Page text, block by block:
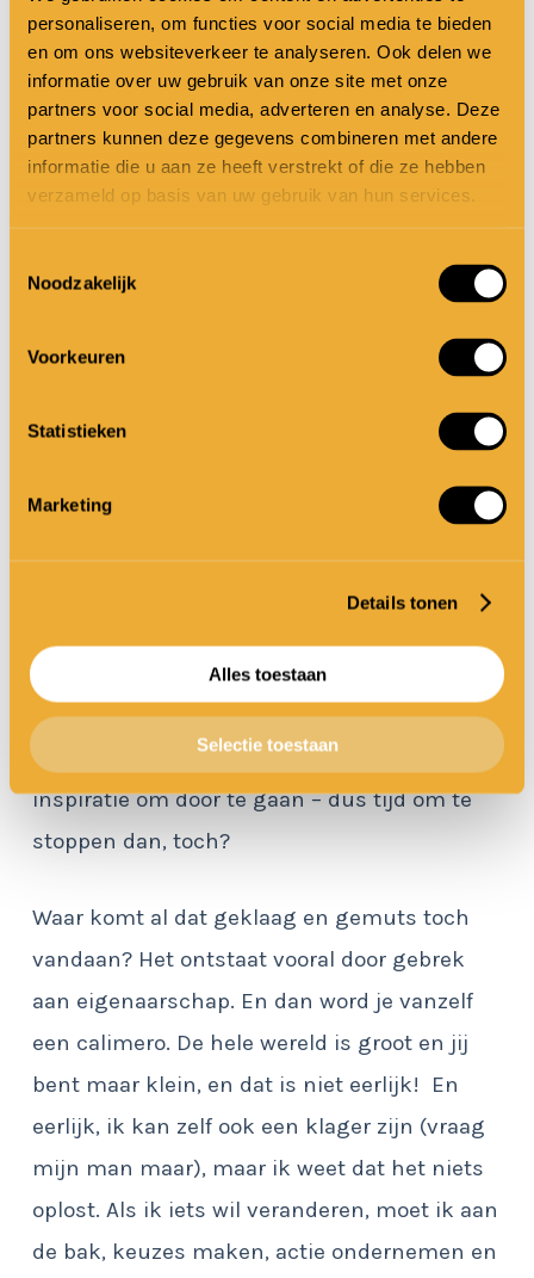
personaliseren, om functies voor social media te bieden
en om ons websiteverkeer te analyseren. Ook delen we
informatie over uw gebruik van onze site met onze
partners voor social media, adverteren en analyse. Deze
partners kunnen deze gegevens combineren met andere
informatie die u aan ze heeft verstrekt of die ze hebben
verzameld op basis van uw gebruik van hun services.
Noodzakelijk
Voorkeuren
Statistieken
Marketing
Details tonen
Alles toestaan
Selectie toestaan
gemutst wordt? En ik weet het, hoor, ik mag
niet zomaar voorbij hollen aan de ellende, de
burn-outs en de overbelasting van de tijd
waarin we leven, maar ik kom het in
miniformaat ook tegen bij mijn bloedeigen
DNA-dragers, als ik vraag of de vaatwasser
uitgeruimd kan worden en zoon en dochter
elkaar ervan beschuldigen dat de ander nog
niks heeft gedaan! In de tijd dat ze
uitgeruimd. En daar gaat het nou net mis
klagers tegen. Ook in het onderwijs waar ik
zuurpruimen die over elke vergadering en
studiedag iets te zeuren hadden. Na tien jaar
had ik het ook wel gehad en miste ik
inspiratie om door te gaan – dus tijd om te
stoppen dan, toch?
Waar komt al dat geklaag en gemuts toch
vandaan? Het ontstaat vooral door gebrek
aan eigenaarschap. En dan word je vanzelf
een calimero. De hele wereld is groot en jij
bent maar klein, en dat is niet eerlijk! En
eerlijk, ik kan zelf ook een klager zijn (vraag
mijn man maar), maar ik weet dat het niets
oplost. Als ik iets wil veranderen, moet ik aan
de bak, keuzes maken, actie ondernemen en